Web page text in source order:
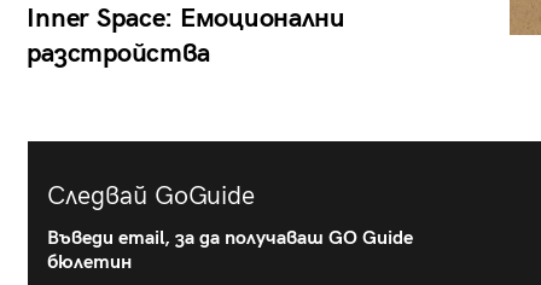
Inner Space: Емоционални
разстройства
Следвай GoGuide
Въведи email, за да получаваш GO Guide
бюлетин